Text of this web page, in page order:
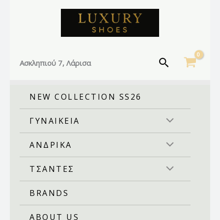
Ασκληπιού 7, Λάρισα Αναζήτηση
NEW COLLECTION SS26
ΓΥΝΑΙΚΕΙΑ
ΑΝΔΡΙΚΑ
ΤΣΑΝΤΕΣ
BRANDS
ABOUT US